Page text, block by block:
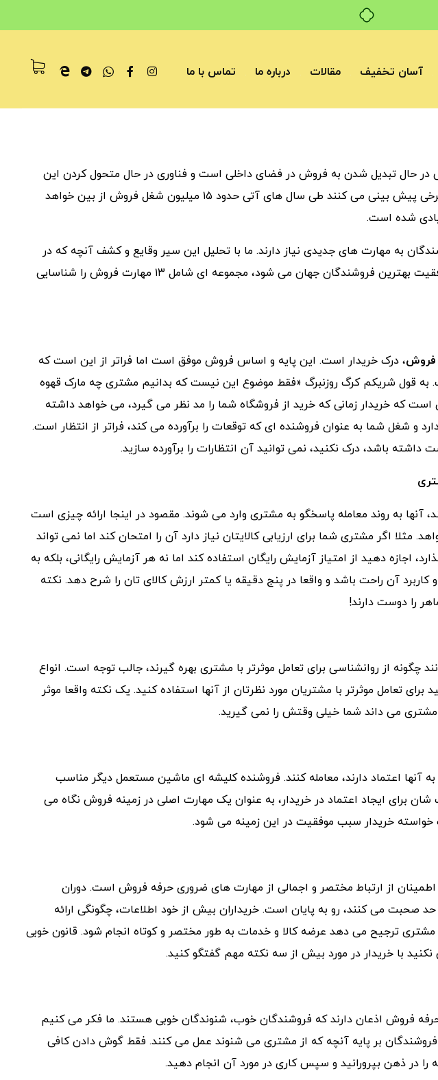
آسان تخفیف مقالات درباره ما تماس با ما
در حال تبدیل شدن به فروش در فضای داخلی است و فناوری در حال متحول کردن این
حرفه است. خبر ناگواری است که برخی پیش بینی می کنند طی سال های آتی حدود ۱۵ میلیون شغل فروش از بین خواهد
شده است.
به مهارت های جدیدی نیاز دارند. ما با تحلیل این سیر وقایع و کشف آنچه که در
محیط های جدید فروش موجب موفقیت بهترین فروشندگان جهان می شود، مجموعه ای شامل ۱۳ مهارت فروش را شناسایی
فروش، درک خریدار است. این پایه و اساس فروش موفق است اما فراتر از این است که
قول شریکم کرگ روزنبرگ «فقط موضوع این نیست که بدانیم مشتری چه مارک قهوه
که خریدار زمانی که خرید از فروشگاه شما را مد نظر می گیرد، می خواهد داشته
و شغل شما به عنوان فروشنده ای که توقعات را برآورده می کند، فراتر از انتظار است.
باشد، درک نکنید، نمی توانید آن انتظارات را برآورده سازید.
آنها به روند معامله پاسخگو به مشتری وارد می شوند. مقصود در اینجا ارائه چیزی است
اگر مشتری شما برای ارزیابی کالایتان نیاز دارد آن را امتحان کند اما نمی تواند
بگذارد، اجازه دهید از امتیاز آزمایش رایگان استفاده کند اما نه هر آزمایش رایگانی، بلکه به
آن راحت باشد و واقعا در پنج دقیقه یا کمتر ارزش کالای تان را شرح دهد. نکته
را دوست دارند!
چگونه از روانشناسی برای تعامل موثرتر با مشتری بهره گیرند، جالب توجه است. انواع
تعامل موثرتر با مشتریان مورد نظرتان از آنها استفاده کنید. یک نکته واقعا موثر
می داند شما خیلی وقتش را نمی گیرید.
آنها اعتماد دارند، معامله کنند. فروشنده کلیشه ای ماشین مستعمل دیگر مناسب
برای ایجاد اعتماد در خریدار، به عنوان یک مهارت اصلی در زمینه فروش نگاه می
خواسته خریدار سبب موفقیت در این زمینه می شود.
اطمینان از ارتباط مختصر و اجمالی از مهارت های ضروری حرفه فروش است. دوران
صحبت می کنند، رو به پایان است. خریداران بیش از خود اطلاعات، چگونگی ارائه
مشتری ترجیح می دهد عرضه کالا و خدمات به طور مختصر و کوتاه انجام شود. قانون خوبی
با خریدار در مورد بیش از سه نکته مهم گفتگو کنید.
حرفه فروش اذعان دارند که فروشندگان خوب، شنوندگان خوبی هستند. ما فکر می کنیم
بر پایه آنچه که از مشتری می شنوند عمل می کنند. فقط گوش دادن کافی
در ذهن بپرورانید و سپس کاری در مورد آن انجام دهید.